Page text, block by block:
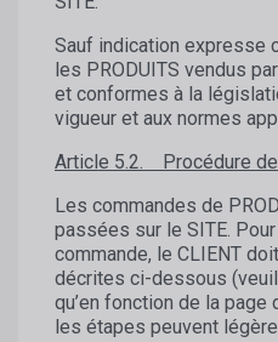
Sauf indication expresse
les PRODUITS vendus
et conformes à la
vigueur et aux normes
Article 5.2. Procédure de
Les commandes de
passées sur le SITE.
commande, le CLIENT
décrites ci-dessous
qu’en fonction de la page
les étapes peuvent